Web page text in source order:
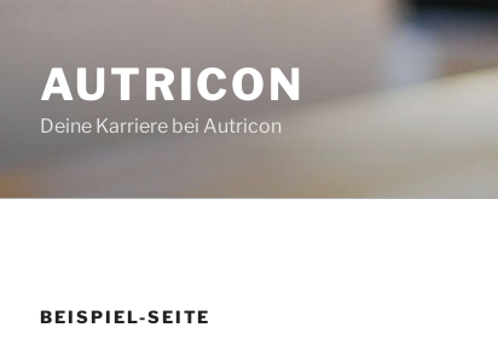
AUTRICON
Deine Karriere bei Autricon
BEISPIEL-SEITE